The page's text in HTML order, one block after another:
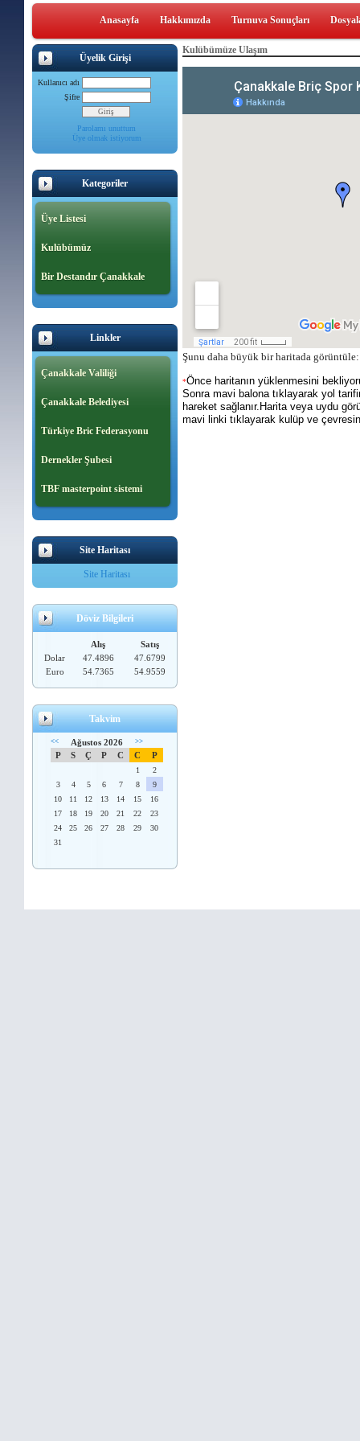
Anasayfa Hakkımızda Turnuva Sonuçları
Üyelik Girişi
Kullanıcı adı
Şifre
Parolamı unuttum
Üye olmak istiyorum
Kategoriler
Üye Listesi
Kulübümüz
Bir Destandır Çanakkale
Linkler
Çanakkale Valiliği
Çanakkale Belediyesi
Türkiye Bric Federasyonu
Dernekler Şubesi
TBF masterpoint sistemi
Site Haritası
Site Haritası
Döviz Bilgileri
Alış
Satış
Dolar
47.4896
47.6799
Euro
54.7365 54.9559
Takvim
<< Ağustos 2026 >>
P S Ç P C C P
1
2
3
4 5 6 7 8
9
10
11 12 13 14 15
16
17
18 19 20 21 22
23
24
25 26 27 28 29
30
31
Kulübümüze Ulaşım
Şunu daha büyük bir haritada
*Önce haritanın yüklenmesini
Sonra mavi balona tıklayarak yol
hareket sağlanır.Harita veya uydu
mavi linki tıklayarak kulüp ve